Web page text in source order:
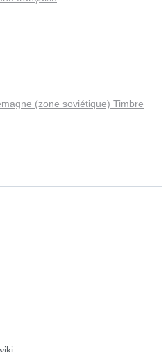
(zone soviétique) Timbre